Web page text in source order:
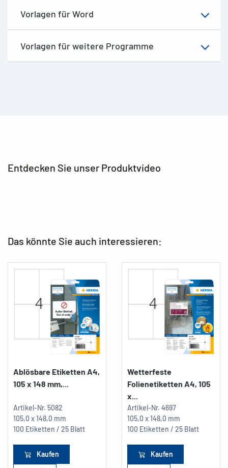
Vorlagen für Word
Vorlagen für weitere Programme
Entdecken Sie unser Produktvideo
Das könnte Sie auch interessieren:
Ablösbare Etiketten A4,
105 x 148 mm,...
Artikel-Nr. 5082
105,0 x 148,0 mm
100 Etiketten / 25 Blatt
Kaufen
Wetterfeste
Folienetiketten A4, 105
x...
Artikel-Nr. 4697
105,0 x 148,0 mm
100 Etiketten / 25 Blatt
Kaufen